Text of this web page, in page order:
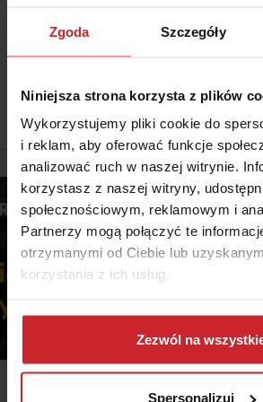
Zgoda Szczegóły
Niniejsza strona korzysta z plików
Wykorzystujemy pliki cookie do
i reklam, aby oferować funkcje
analizować ruch w naszej witrynie.
korzystasz z naszej witryny,
społecznościowym, reklamowym i
Partnerzy mogą połączyć te
otrzymanymi od Ciebie lub
korzystania z ich usług.
Dowiedz się więcej na temat tego,
można się z nami skontaktować i w
przetwarzamy dane osobowe w
Zezwól na
Spersonalizuj
OC! Sprawdź szczegóły
Komisja Nadzoru Finansowego słusznie
wypłaty zadośćuczynienia z tytułu szkody
niejednokrotnie gubili się w gąszczu
ustaleń. Sprawdź najnowsze rekomendacje
Czytaj więcej